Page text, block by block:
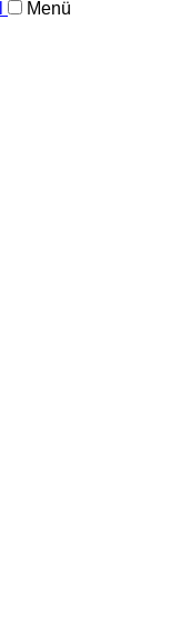
Menü